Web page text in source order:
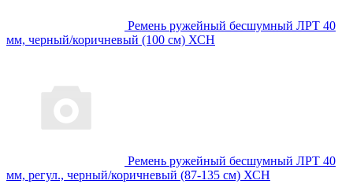
Ремень ружейный бесшумный ЛРТ 40
мм, черный/коричневый (100 см) ХСН
Ремень ружейный бесшумный ЛРТ 40
мм, регул., черный/коричневый (87-135 см) ХСН